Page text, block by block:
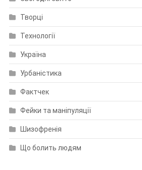
Творці
Технології
Україна
Урбаністика
Фактчек
Фейки та маніпуляції
Шизофренія
Що болить людям